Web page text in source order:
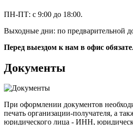
ПН-ПТ: с 9:00 до 18:00.
Выходные дни: по предварительной
Перед выездом к нам в офис
Документы
При оформлении документов
печать организации-получателя, а
юридического лица - ИНН,